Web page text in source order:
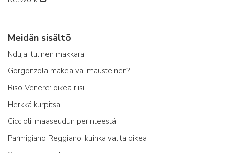
Meidän sisältö
Nduja: tulinen makkara
Gorgonzola makea vai mausteinen?
Riso Venere: oikea riisi...
Herkkä kurpitsa
Ciccioli, maaseudun perinteestä
Parmigiano Reggiano: kuinka valita oikea